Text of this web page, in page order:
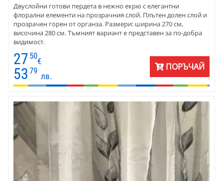
Двуслойни готови пердета в нежно екрю с елегантни
флорални елементи на прозрачния слой. Плътен долен слой и
прозрачен горен от органза. Размери: ширина 270 см,
височина 280 см. Тъмният вариант е представен за по-добра
видимост.
27 50
€
53 79
лв.
ПОРЪЧАЙ